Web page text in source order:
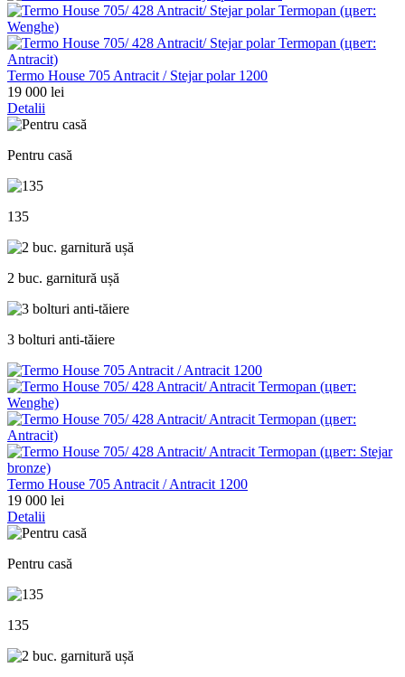
Termo House 705 Antracit / Stejar polar 1200
19 000 lei
Detalii
Pentru casă
135
2 buc. garnitură ușă
3 bolturi anti-tăiere
Termo House 705 Antracit / Antracit 1200
19 000 lei
Detalii
Pentru casă
135